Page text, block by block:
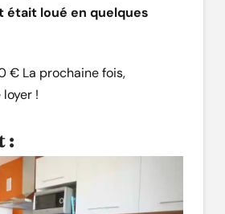
était loué en quelques
€ La prochaine fois,
loyer !
: